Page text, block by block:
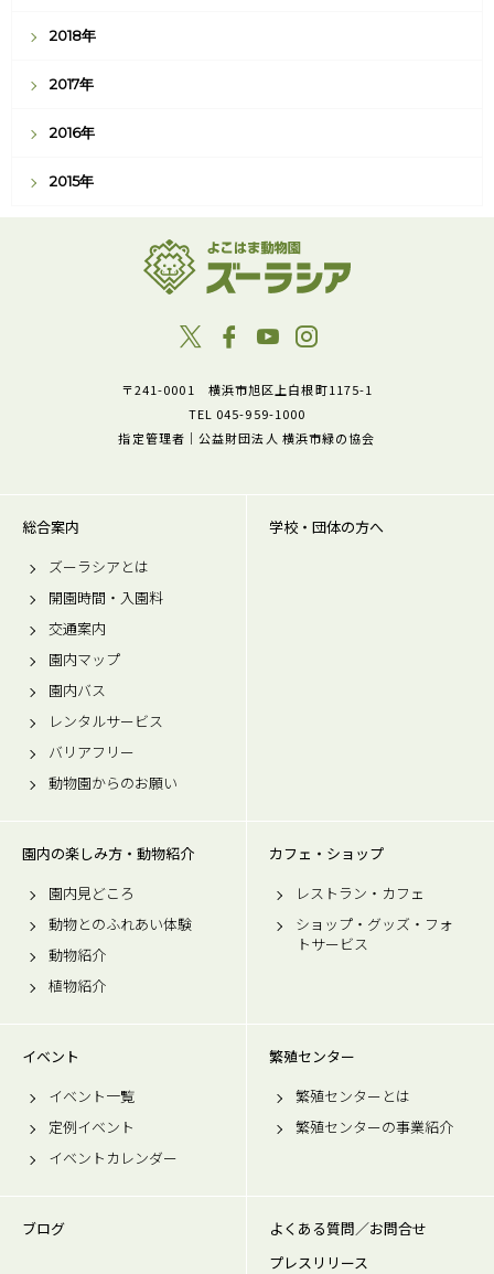
2018年
2017年
2016年
2015年
〒241-0001 横浜市旭区上白根町1175-1
TEL 045-959-1000
指定管理者｜公益財団法人 横浜市緑の協会
総合案内
ズーラシアとは
開園時間・入園料
交通案内
園内マップ
園内バス
レンタルサービス
バリアフリー
動物園からのお願い
学校・団体の方へ
園内の楽しみ方・動物紹介
園内見どころ
動物とのふれあい体験
動物紹介
植物紹介
カフェ・ショップ
レストラン・カフェ
ショップ・グッズ・フォ
トサービス
イベント
イベント一覧
定例イベント
イベントカレンダー
繁殖センター
繁殖センターとは
繁殖センターの事業紹介
ブログ
よくある質問／お問合せ
プレスリリース